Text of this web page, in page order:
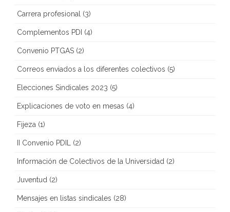
Carrera profesional (3)
Complementos PDI (4)
Convenio PTGAS (2)
Correos enviados a los diferentes colectivos (5)
Elecciones Sindicales 2023 (5)
Explicaciones de voto en mesas (4)
Fijeza (1)
II Convenio PDIL (2)
Información de Colectivos de la Universidad (2)
Juventud (2)
Mensajes en listas sindicales (28)